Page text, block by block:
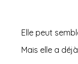
Elle peut
Mais elle a